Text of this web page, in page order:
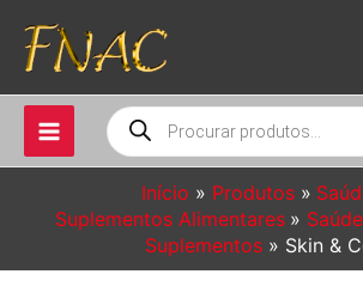
para
conteúdo
Pesquisar
produtos
Início Produtos
Suplementos Alimentares
Suplementos
Skin &